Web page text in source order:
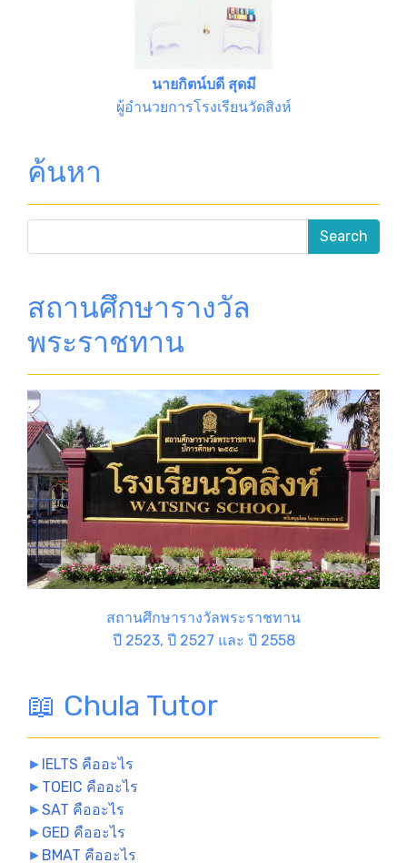
นายกิตน์บดี สุดมี
ผู้อำนวยการโรงเรียนวัดสิงห์
ค้นหา
สถานศึกษารางวัล
พระราชทาน
สถานศึกษารางวัลพระราชทาน
ปี 2523, ปี 2527 และ ปี 2558
📖 Chula Tutor
► IELTS คืออะไร
► TOEIC คืออะไร
►SAT คืออะไร
► GED คืออะไร
► BMAT คืออะไร